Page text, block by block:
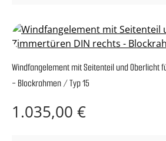
Windfangelement mit Seitenteil und Oberlicht
- Blockrahmen / Typ 15
Regulärer Preis:
1.035,00 €